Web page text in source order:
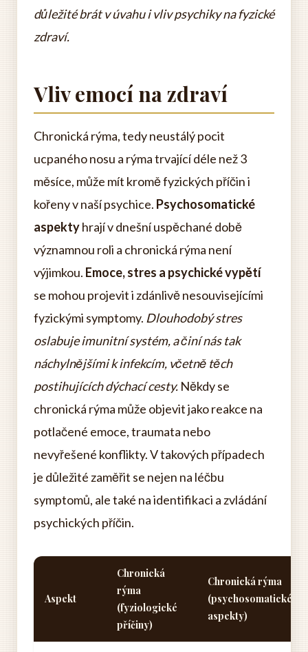
důležité brát v úvahu i vliv psychiky na fyzické
zdraví.
Vliv emocí na zdraví
Chronická rýma, tedy neustálý pocit
ucpaného nosu a rýma trvající déle než 3
měsíce, může mít kromě fyzických příčin i
kořeny v naší psychice. Psychosomatické
aspektyhrají v dnešní uspěchané době
významnou roli a chronická rýma není
výjimkou. Emoce, stres a psychické vypětí
se mohou projevit i zdánlivě nesouvisejícími
fyzickými symptomy. Dlouhodobý stres
oslabuje imunitní systém, a činí nás tak
náchylnějšími k infekcím, včetně těch
postihujících dýchací cesty. Někdy se
chronická rýma může objevit jako reakce na
potlačené emoce, traumata nebo
nevyřešené konflikty. V takových případech
je důležité zaměřit se nejen na léčbu
symptomů, ale také na identifikaci a zvládání
psychických příčin.
Aspekt
Chronická
rýma
(fyziologické
příčiny)
Chronická rýma
(psychosomatické
aspekty)